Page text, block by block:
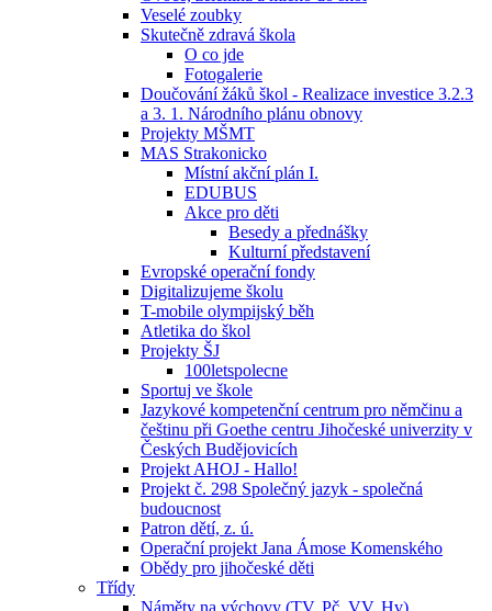
Veselé zoubky
Skutečně zdravá škola
O co jde
Fotogalerie
Doučování žáků škol - Realizace investice 3.2.3
a 3. 1. Národního plánu obnovy
Projekty MŠMT
MAS Strakonicko
Místní akční plán I.
EDUBUS
Akce pro děti
Besedy a přednášky
Kulturní představení
Evropské operační fondy
Digitalizujeme školu
T-mobile olympijský běh
Atletika do škol
Projekty ŠJ
100letspolecne
Sportuj ve škole
Jazykové kompetenční centrum pro němčinu a
češtinu při Goethe centru Jihočeské univerzity v
Českých Budějovicích
Projekt AHOJ - Hallo!
Projekt č. 298 Společný jazyk - společná
budoucnost
Patron dětí, z. ú.
Operační projekt Jana Ámose Komenského
Obědy pro jihočeské děti
Třídy
Náměty na výchovy (TV, Pč, VV, Hv)